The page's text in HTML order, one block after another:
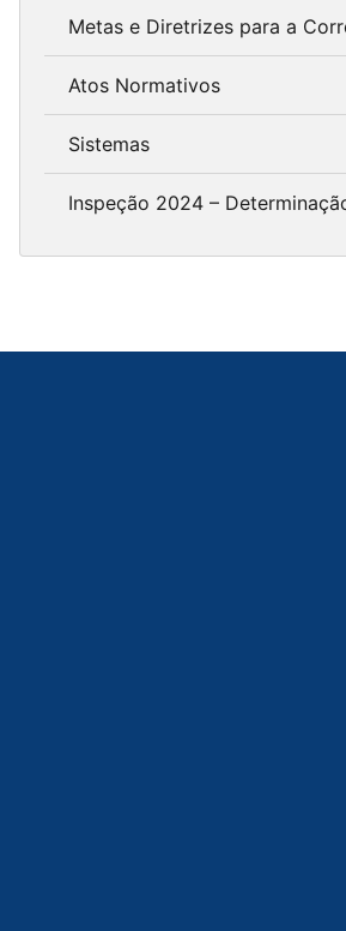
Metas e Diretrizes para a
Atos Normativos
Sistemas
Inspeção 2024 –